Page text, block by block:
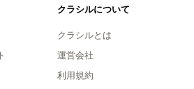
クラシルについて
クラシルとは
運営会社
利用規約